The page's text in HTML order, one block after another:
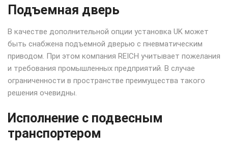
Подъемная дверь
В качестве дополнительной опции установка UK может
быть снабжена подъемной дверью с пневматическим
приводом. При этом компания REICH учитывает пожелания
и требования промышленных предприятий. В случае
ограниченности в пространстве преимущества такого
решения очевидны.
Исполнение с подвесным
транспортером